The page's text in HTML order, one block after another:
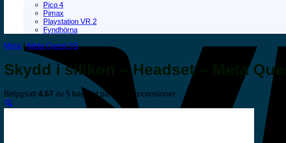
Pico 4
Pimax
Playstation VR 2
Fyndhörna
Meta / Meta Quest 3S
Skydd i silikon – Headset – Meta
Betygsatt 4.67 av 5 baserat på kundrecensioner